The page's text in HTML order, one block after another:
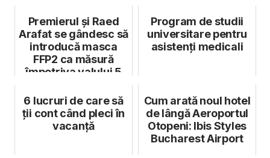
Premierul și Raed
Arafat se gândesc să
introducă masca
FFP2 ca măsură
împotriva valului 5
Program de studii
universitare pentru
asistenți medicali
6 lucruri de care să
ţii cont când pleci în
vacanţă
Cum arată noul hotel
de lângă Aeroportul
Otopeni: Ibis Styles
Bucharest Airport